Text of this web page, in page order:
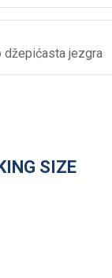
džepićasta jezgra
SIZE